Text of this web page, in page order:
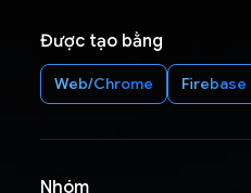
Được tạo bằng
Web/Chrome Firebase
Nhóm